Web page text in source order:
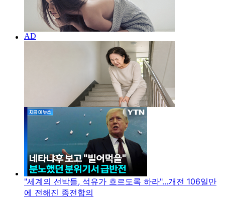
"세계의 선박들, 석유가 흐르도록 하라"...개전 106일만
에 전해진 종전합의